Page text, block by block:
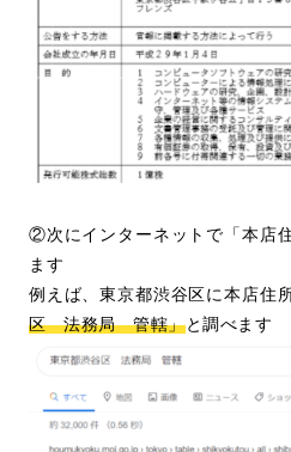
②次にインターネットで「本
ます
例えば、東京都渋谷区に本店住
区 法務局 管轄」と調べます